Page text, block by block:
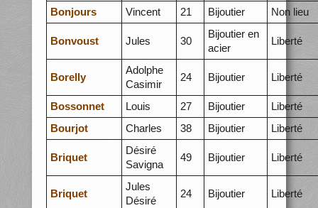
Bonjours Vincent 21 Bijoutier Non lieu
Bonvoust Jules 30
Bijoutier en
acier
Liberté
Borelly
Adolphe
Casimir
24 Bijoutier Liberté
Bossonnet Louis 27 Bijoutier
Liberté
Bourjot
Charles 38 Bijoutier Liberté
Briquet
Désiré
Savigna
49 Bijoutier Liberté
Briquet
Jules
Désiré
24 Bijoutier Liberté